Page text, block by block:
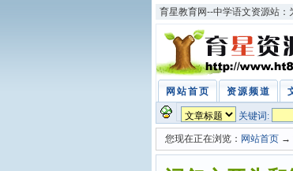
育星教育网--中学语文资源站：
网站首页 资源频道
关键词:
您现在正在浏览： 网站首页 →